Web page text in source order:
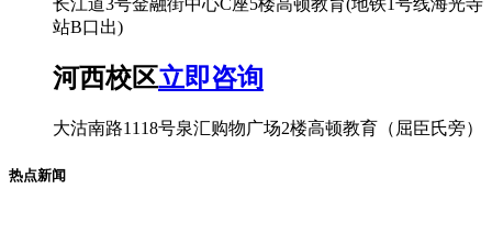
站B口出)
河西校区立即咨询
大沽南路1118号泉汇购物广场2楼高顿教育（屈臣氏旁）
热点新闻